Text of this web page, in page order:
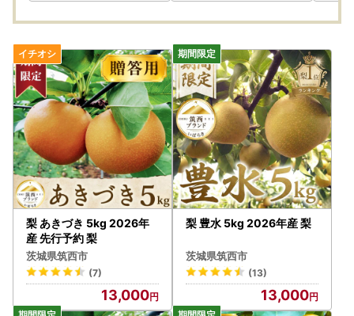
●寄附者情報の”寄附者名”と”住所”には住民票にご登録の内
容をご記入ください。内容が異なる場合は寄附控除対象にな
らない可能性がありますのでご注意ください。
●配送の転送にかかる運賃について（配送手配開始後の送付
先住所の変更）
ヤマト運輸の規定変更により、2023年6月1日発送分から返
礼品の送り状に記載された住所以外にお届け先を変更（転
送）する場合にかかる運賃は
ご贈答用の場合でも受取人様でのご負担となります。お申し
込み時のお届け先住所入力につきましては十分にご注意くだ
さい。
詳細は、下記URLヤマト運輸株式会社の運賃収受の開始につ
いてご確認ください。
https://link.rakuten.co.jp/1/096/025/?url=important/info_2
30417_2.html
梨 あきづき 5kg 2026年
産 先行予約 梨
茨城県筑西市
(7)
13,000
梨 豊水 5kg 2026年産 梨
茨城県筑西市
(13)
13,000